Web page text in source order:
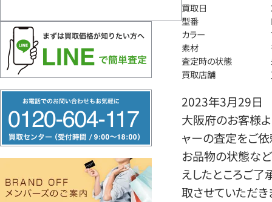
リ
ー
ヤ
買取日
型番
カラー
素材
査定時の状態
買取店舗
2023年3月29日
大阪府のお客様よ
ャーの査定をご依
お品物の状態など
えしたところご
取させていただき